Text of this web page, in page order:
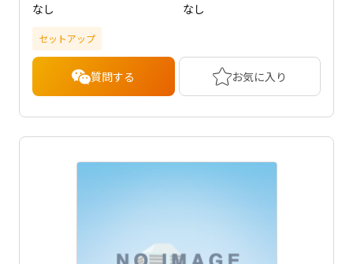
なし なし
セットアップ
質問する お気に入り